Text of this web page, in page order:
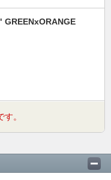
GREENxORANGE
。